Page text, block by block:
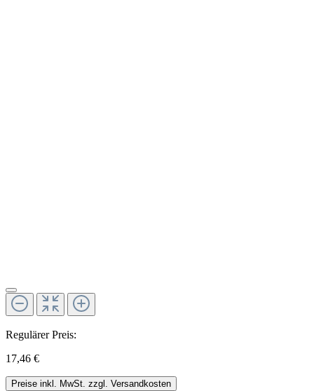
Regulärer Preis:
17,46 €
Preise inkl. MwSt. zzgl. Versandkosten